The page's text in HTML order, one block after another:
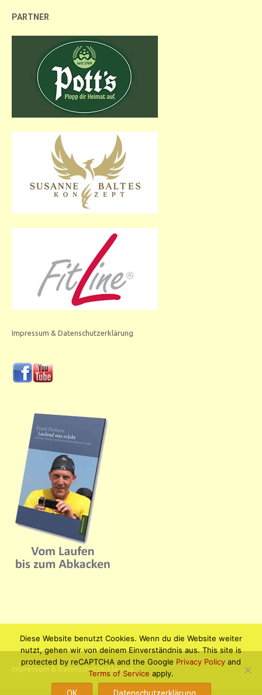
PARTNER
Impressum & Datenschutzerklärung
Impressum & Datenschutzerklärung
Diese Website benutzt Cookies. Wenn du die Website weiter
nutzt, gehen wir von deinem Einverständnis aus. This site is
protected by reCAPTCHA and the Google Privacy Policy and
Terms of Service apply.